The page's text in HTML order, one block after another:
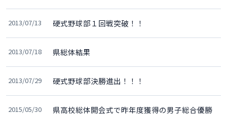
2013/07/13 硬式野球部１回戦突破！！
2013/07/18 県総体結果
2013/07/29 硬式野球部決勝進出！！！
2015/05/30
県高校総体開会式で昨年度獲得の男子総合優勝